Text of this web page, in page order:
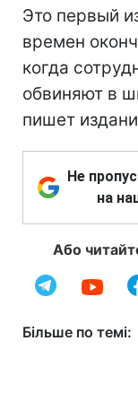
Это первый
времен
когда
обвиняют в
пишет
Не
на
Або
Більше по темі: